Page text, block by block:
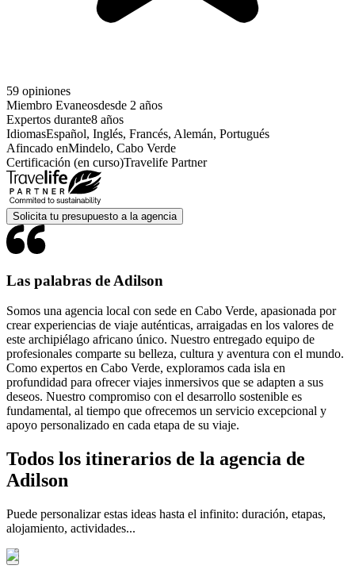
59 opiniones
Miembro Evaneosdesde 2 años
Expertos durante8 años
IdiomasEspañol, Inglés, Francés, Alemán, Portugués
Afincado enMindelo, Cabo Verde
Certificación (en curso)Travelife Partner
Solicita tu presupuesto a la agencia
Las palabras de Adilson
Somos una agencia local con sede en Cabo Verde, apasionada por
crear experiencias de viaje auténticas, arraigadas en los valores de
este archipiélago africano único. Nuestro entregado equipo de
profesionales comparte su belleza, cultura y aventura con el mundo.
Como expertos en Cabo Verde, exploramos cada isla en
profundidad para ofrecer viajes inmersivos que se adapten a sus
deseos. Nuestro compromiso con el desarrollo sostenible es
fundamental, al tiempo que ofrecemos un servicio excepcional y
apoyo personalizado en cada etapa de su viaje.
Todos los itinerarios de la agencia de
Adilson
Puede personalizar estas ideas hasta el infinito: duración, etapas,
alojamiento, actividades...